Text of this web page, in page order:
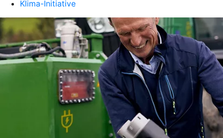
Klima-Initiative